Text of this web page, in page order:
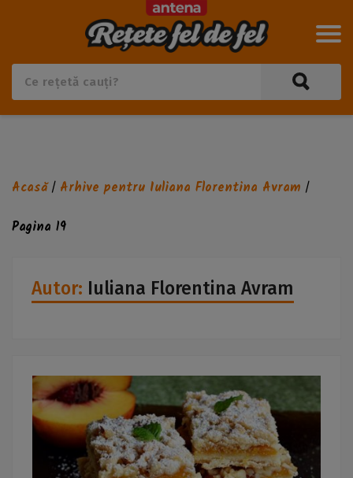
Acasă/ Arhive pentru Iuliana Florentina Avram /
Pagina 19
Autor: Iuliana Florentina Avram